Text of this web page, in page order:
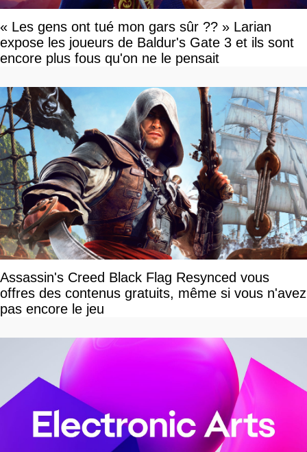
« Les gens ont tué mon gars sûr ?? » Larian
expose les joueurs de Baldur's Gate 3 et ils sont
encore plus fous qu'on ne le pensait
Assassin's Creed Black Flag Resynced vous
offres des contenus gratuits, même si vous n'avez
pas encore le jeu